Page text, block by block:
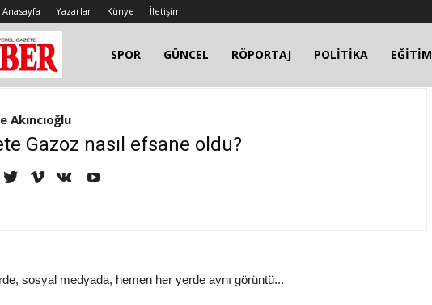
Anasayfa Yazarlar Künye İletişim
SPOR GÜNCEL RÖPORTAJ POLİTİKA EĞİTİM
Akıncıoğlu
Gazoz nasıl efsane oldu?
sosyal medyada, hemen her yerde aynı görüntü...